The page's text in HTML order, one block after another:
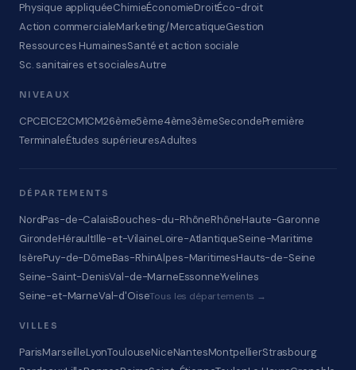
Physique appliquéeChimieÉconomieDroitÉco-droit
Action commercialeMarketing/MercatiqueGestion
Ressources HumainesSanté et action sociale
Sc. sanitaires et socialesAutre
NIVEAUX
CPCE1CE2CM1CM26ème5ème4ème3èmeSecondePremière
TerminaleÉtudes supérieuresAdultes
DÉPARTEMENTS
NordPas-de-CalaisBouches-du-RhôneRhôneHaute-Garonne
GirondeHéraultIlle-et-VilaineLoire-AtlantiqueSeine-Maritime
IsèrePuy-de-DômeBas-RhinAlpes-MaritimesHauts-de-Seine
Seine-Saint-DenisVal-de-MarneEssonneYvelines
Seine-et-MarneVal-d'OiseTous les départements →
VILLES
ParisMarseilleLyonToulouseNiceNantesMontpellierStrasbourg